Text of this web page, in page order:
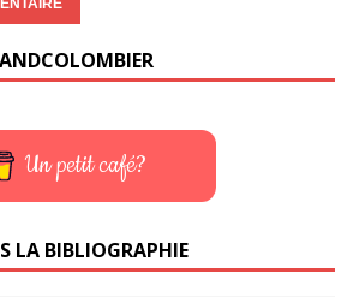
Un petit café?
LA BIBLIOGRAPHIE